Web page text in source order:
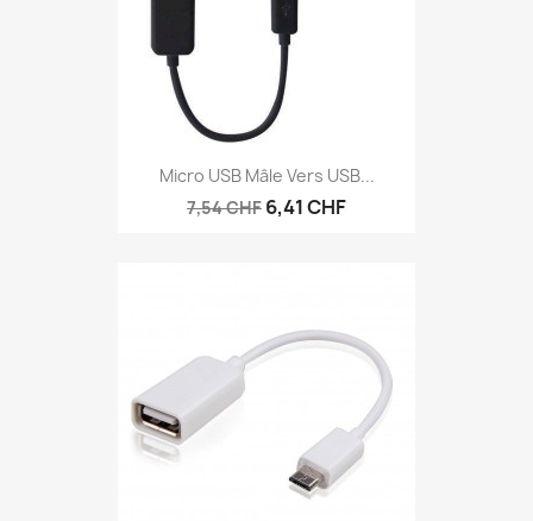
Micro USB Mâle Vers USB...
7,54 CHF 6,41 CHF